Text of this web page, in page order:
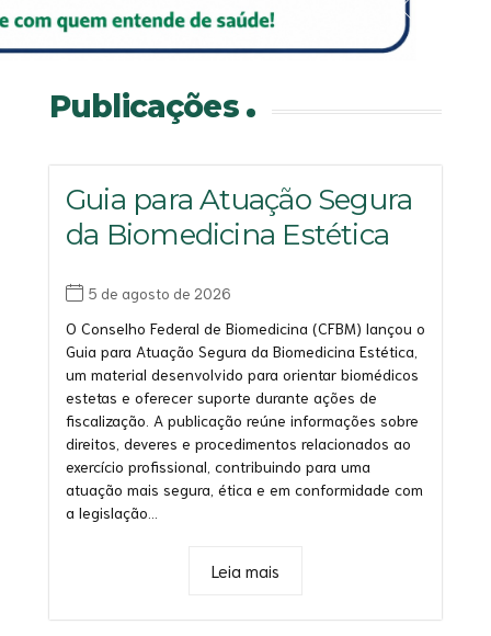
Saiba mais
Saiba mais
Saiba mais
Saiba mais
Publicações
Guia para Atuação Segura
da Biomedicina Estética
5 de agosto de 2026
O Conselho Federal de Biomedicina (CFBM) lançou o
Guia para Atuação Segura da Biomedicina Estética,
um material desenvolvido para orientar biomédicos
estetas e oferecer suporte durante ações de
fiscalização. A publicação reúne informações sobre
direitos, deveres e procedimentos relacionados ao
exercício profissional, contribuindo para uma
atuação mais segura, ética e em conformidade com
a legislação...
Leia mais